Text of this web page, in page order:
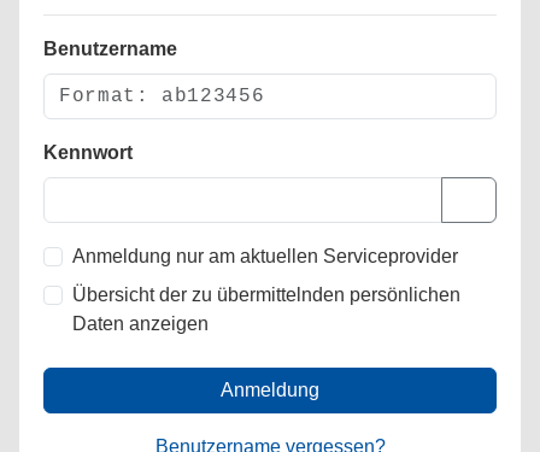
Benutzername
Kennwort
Anmeldung nur am aktuellen Serviceprovider
Übersicht der zu übermittelnden persönlichen
Daten anzeigen
Anmeldung
Benutzername vergessen?